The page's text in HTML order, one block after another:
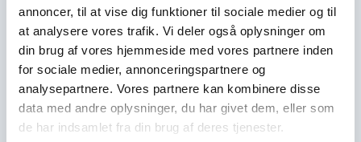
annoncer, til at vise dig funktioner til sociale medier og til
at analysere vores trafik. Vi deler også oplysninger om
din brug af vores hjemmeside med vores partnere inden
for sociale medier, annonceringspartnere og
analysepartnere. Vores partnere kan kombinere disse
data med andre oplysninger, du har givet dem, eller som
de har indsamlet fra din brug af deres tjenester.